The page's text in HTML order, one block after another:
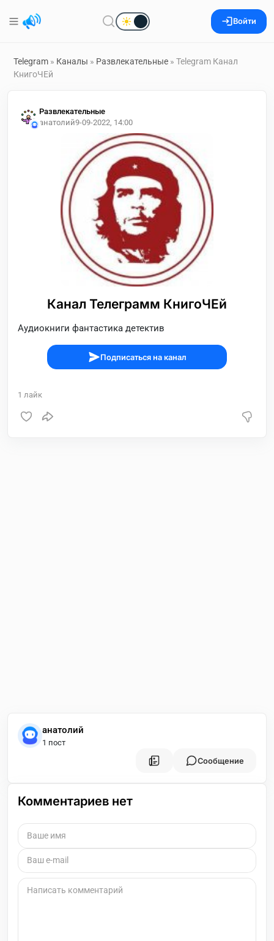
Войти
Telegram » Каналы » Развлекательные » Telegram Канал
КнигоЧЕй
Развлекательные
анатолий9-09-2022, 14:00
Канал Телеграмм КнигоЧЕй
Аудиокниги фантастика детектив
Подписаться на канал
1 лайк
анатолий
1 пост
Сообщение
Комментариев нет